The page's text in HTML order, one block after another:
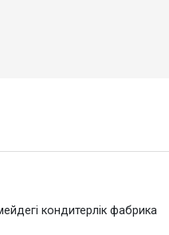
кондитерлік фабрика